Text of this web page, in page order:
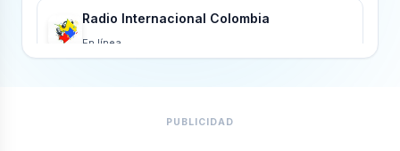
Radio Internacional Colombia
En línea
PUBLICIDAD